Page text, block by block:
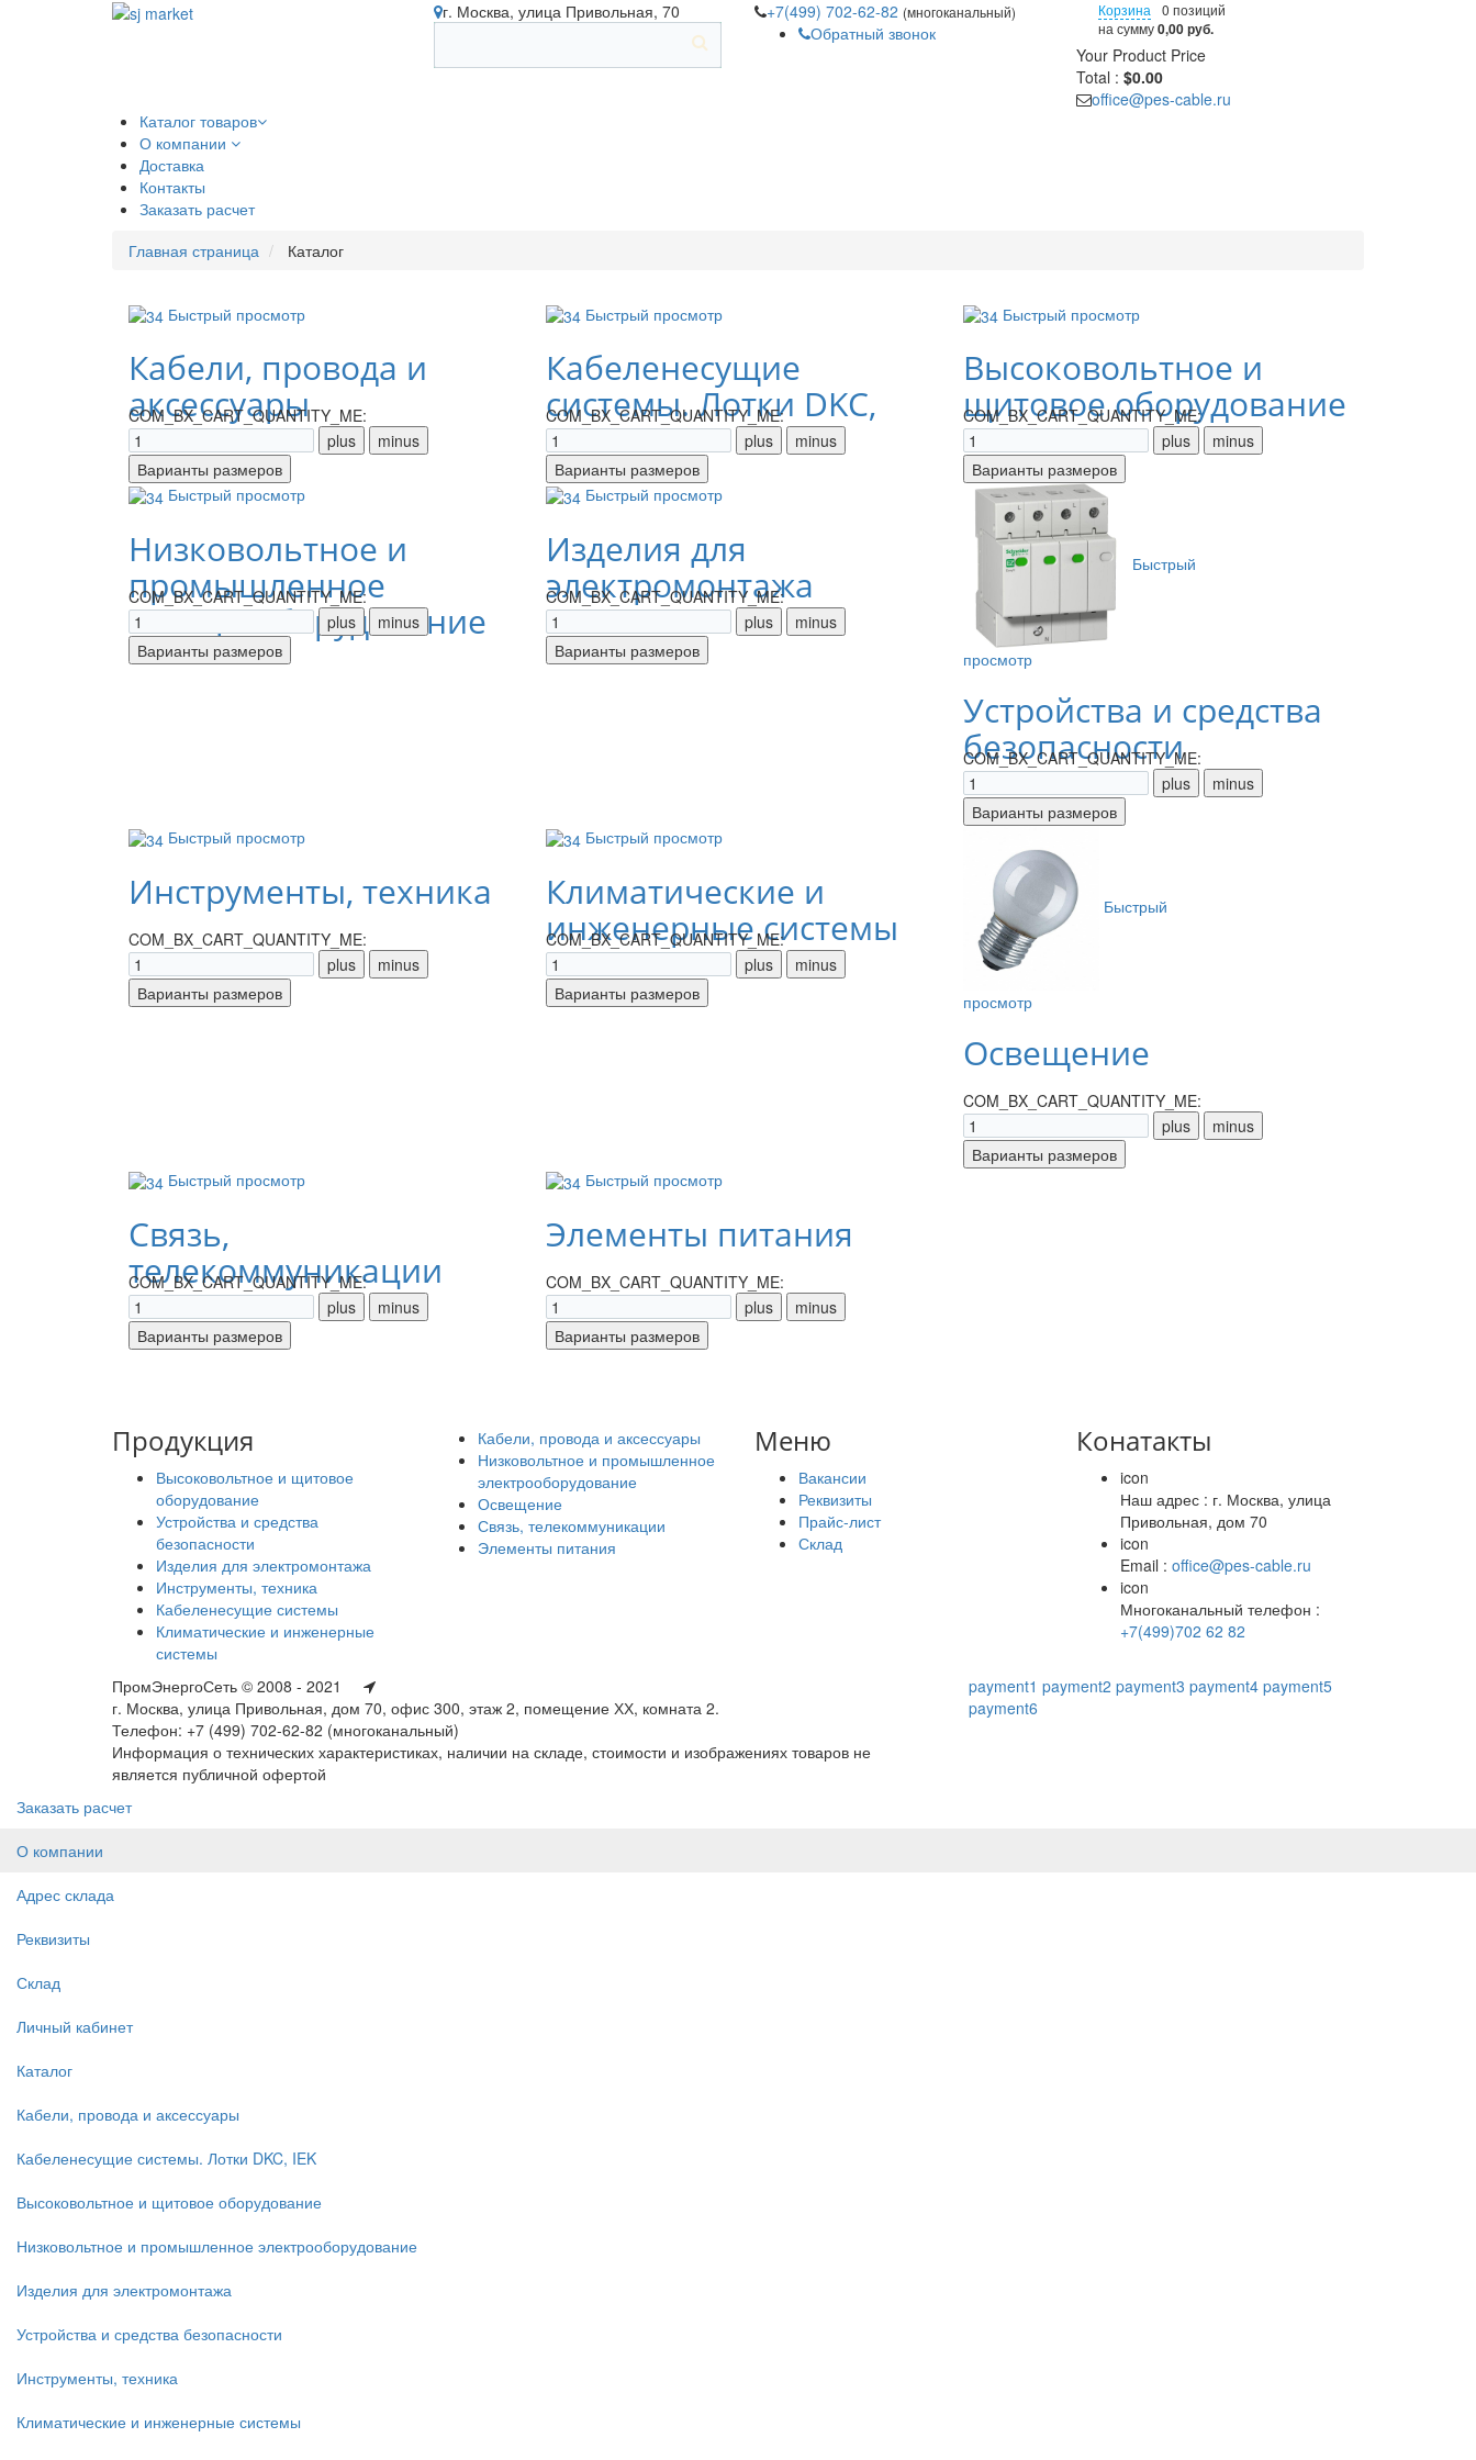
г. Москва, улица Привольная, 70 +7(499) 702-62-82 (многоканальный)
Обратный звонок
Корзина
0 позиций
на сумму0,00 руб.
Your Product Price
Total : $0.00
office@pes-cable.ru
Каталог товаров
О компании
Доставка
Контакты
Заказать расчет
Главная страница
Каталог
Быстрый просмотр
Кабели, провода и
аксессуары
COM_BX_CART_QUANTITY_ME:
Быстрый просмотр
Кабеленесущие
системы. Лотки DKC,
IEK
COM_BX_CART_QUANTITY_ME:
Быстрый просмотр
Высоковольтное и
щитовое оборудование
COM_BX_CART_QUANTITY_ME:
Быстрый просмотр
Низковольтное и
промышленное
электрооборудование
COM_BX_CART_QUANTITY_ME:
Быстрый просмотр
Изделия для
электромонтажа
COM_BX_CART_QUANTITY_ME:
Быстрый
просмотр
Устройства и средства
безопасности
COM_BX_CART_QUANTITY_ME:
Быстрый просмотр
Инструменты, техника
COM_BX_CART_QUANTITY_ME:
Быстрый просмотр
Климатические и
инженерные системы
COM_BX_CART_QUANTITY_ME:
Быстрый
просмотр
Освещение
COM_BX_CART_QUANTITY_ME:
Быстрый просмотр
Связь,
телекоммуникации
COM_BX_CART_QUANTITY_ME:
Быстрый просмотр
Элементы питания
COM_BX_CART_QUANTITY_ME:
Продукция
Высоковольтное и щитовое
оборудование
Устройства и средства
безопасности
Изделия для электромонтажа
Инструменты, техника
Кабеленесущие системы
Климатические и инженерные
системы
Кабели, провода и аксессуары
Низковольтное и промышленное
электрооборудование
Освещение
Связь, телекоммуникации
Элементы питания
Меню
Вакансии
Реквизиты
Прайс-лист
Склад
Конатакты
icon
Наш адрес : г. Москва, улица
Привольная, дом 70
icon
Email : office@pes-cable.ru
icon
Многоканальный телефон :
+7(499)702 62 82
ПромЭнергоСеть © 2008 - 2021
г. Москва, улица Привольная, дом 70, офис 300, этаж 2, помещение ХХ, комната 2.
Телефон: +7 (499) 702-62-82 (многоканальный)
Информация о технических характеристиках, наличии на складе, стоимости и изображениях товаров не
является публичной офертой
payment1 payment2 payment3 payment4 payment5
payment6
Заказать расчет
О компании
Адрес склада
Реквизиты
Склад
Личный кабинет
Каталог
Кабели, провода и аксессуары
Кабеленесущие системы. Лотки DKC, IEK
Высоковольтное и щитовое оборудование
Низковольтное и промышленное электрооборудование
Изделия для электромонтажа
Устройства и средства безопасности
Инструменты, техника
Климатические и инженерные системы